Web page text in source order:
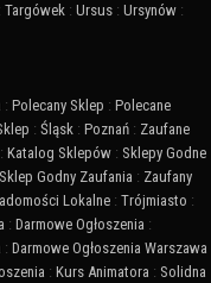
Targówek : Ursus : Ursynów :
: Polecany Sklep : Polecane
: Śląsk : Poznań : Zaufane
: Katalog Sklepów : Sklepy Godne
Sklep Godny Zaufania : Zaufany
Lokalne : Trójmiasto :
: Darmowe Ogłoszenia :
: Darmowe Ogłoszenia Warszawa
: Kurs Animatora : Solidna